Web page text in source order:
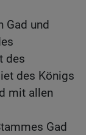
Gad und
des
des Königs
mit allen
Gad